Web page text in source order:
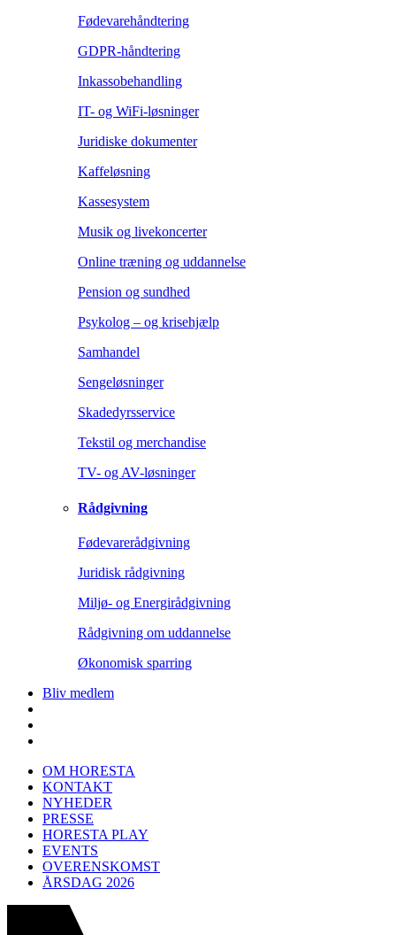
Fødevarehåndtering
GDPR-håndtering
Inkassobehandling
IT- og WiFi-løsninger
Juridiske dokumenter
Kaffeløsning
Kassesystem
Musik og livekoncerter
Online træning og uddannelse
Pension og sundhed
Psykolog – og krisehjælp
Samhandel
Sengeløsninger
Skadedyrsservice
Tekstil og merchandise
TV- og AV-løsninger
Rådgivning
Fødevarerådgivning
Juridisk rådgivning
Miljø- og Energirådgivning
Rådgivning om uddannelse
Økonomisk sparring
Bliv medlem
OM HORESTA
KONTAKT
NYHEDER
PRESSE
HORESTA PLAY
EVENTS
OVERENSKOMST
ÅRSDAG 2026